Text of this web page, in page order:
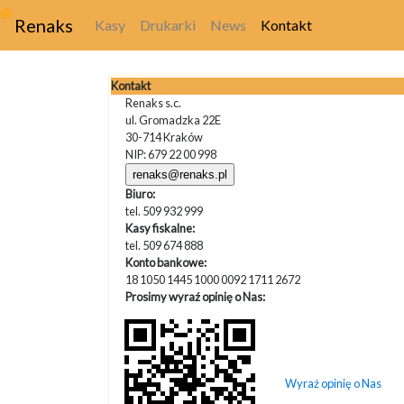
Renaks Kasy Drukarki News Kontakt
Kontakt
Renaks s.c.
ul. Gromadzka 22E
30-714 Kraków
NIP: 679 22 00 998
renaks@renaks.pl
Biuro:
tel. 509 932 999
Kasy fiskalne:
tel. 509 674 888
Konto bankowe:
18 1050 1445 1000 0092 1711 2672
Prosimy wyraź opinię o Nas:
Wyraź opinię o Nas
@